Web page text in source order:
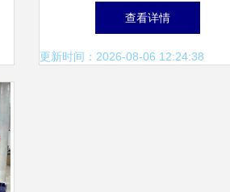
中心火爆招商 诚信邀您共拓
全球市场
查看详情
更新时间：2026-08-06 12:24:38